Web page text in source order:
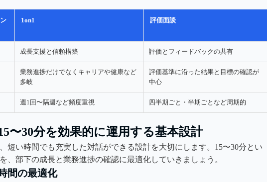
1on1 評価面談
成長支援と信頼構築 評価とフィードバックの共有
業務進捗だけでなくキャリアや健康など
多岐
評価基準に沿った結果と目標の確認が
中心
週1回〜隔週など頻度重視 四半期ごと・半期ごとなど周期的
〜30分を効果的に運用する基本設計
短い時間でも充実した対話ができる設計を大切にします。15〜30分とい
、部下の成長と業務進捗の確認に最適化していきましょう。
間の最適化